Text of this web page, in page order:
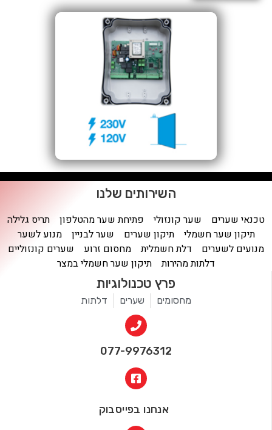
השירותים שלנו
טכנאי שערים שער קונזולי פתיחת שער מהטלפון
תריס גלילה
תיקון שער חשמלי
תיקון שערים שער לבניין
מנוע לשער
מנועים לשערים
דלת חשמלית מחסום זרוע
שערים קונזוליים
דלתות מהירות
תיקון שער חשמלי במצר
פרץ טכנולוגיות
מחסומים שערים דלתות
077-9976312
אנחנו בפייסבוק